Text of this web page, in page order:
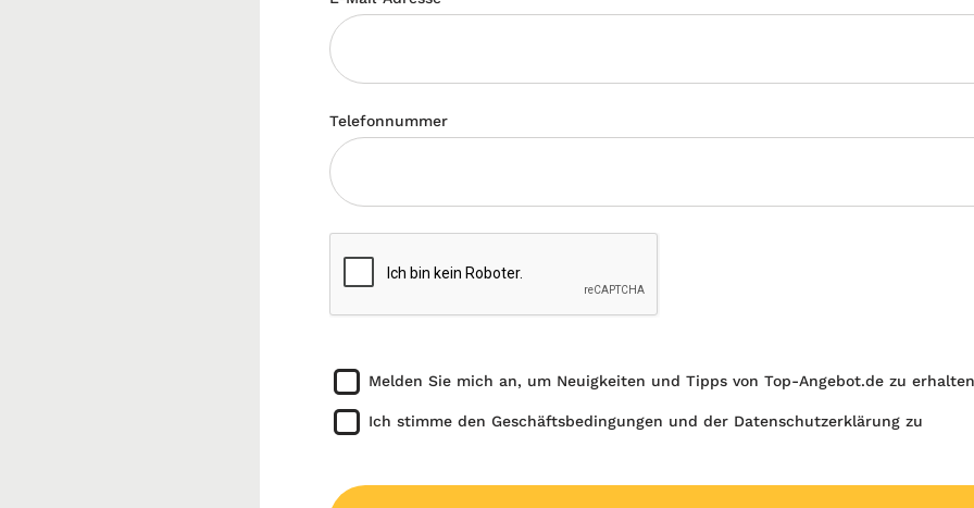
Telefonnummer
Melden Sie mich an, um Neuigkeiten und Tipps von Top-Angebot.de zu erhalten
Ich stimme den Geschäftsbedingungen und der Datenschutzerklärung zu